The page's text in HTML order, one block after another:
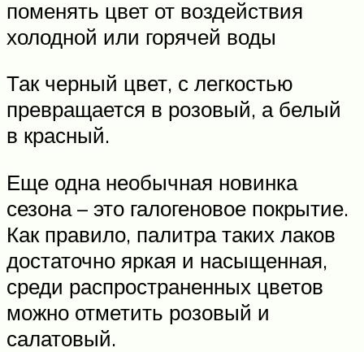
поменять цвет от воздействия
холодной или горячей воды
Так черный цвет, с легкостью
превращается в розовый, а белый
в красный.
Еще одна необычная новинка
сезона – это галогеновое покрытие.
Как правило, палитра таких лаков
достаточно яркая и насыщенная,
среди распространенных цветов
можно отметить розовый и
салатовый.